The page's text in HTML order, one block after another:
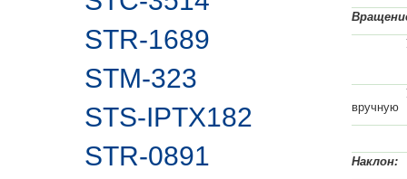
STR-1689
STM-323
STS-IPTX182
STR-0891
Угол
вручную
Наклон: